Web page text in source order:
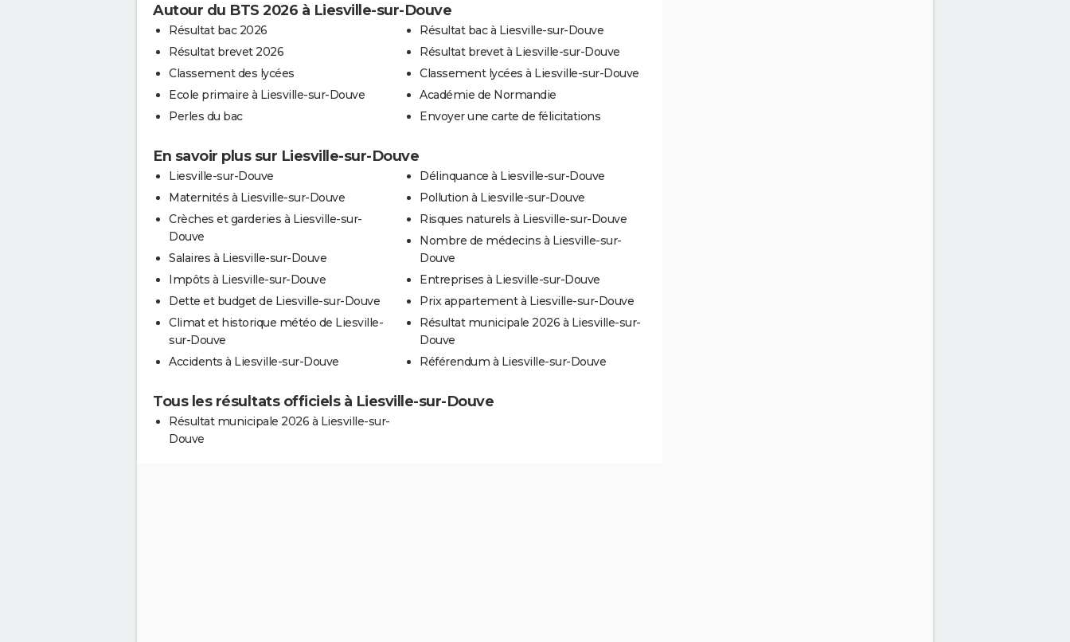
Autour du BTS 2026 à Liesville-sur-Douve
Résultat bac 2026
Résultat brevet 2026
Classement des lycées
Ecole primaire à Liesville-sur-Douve
Perles du bac
Résultat bac à Liesville-sur-Douve
Résultat brevet à Liesville-sur-Douve
Classement lycées à Liesville-sur-Douve
Académie de Normandie
Envoyer une carte de félicitations
En savoir plus sur Liesville-sur-Douve
Liesville-sur-Douve
Maternités à Liesville-sur-Douve
Crèches et garderies à Liesville-sur-
Douve
Salaires à Liesville-sur-Douve
Impôts à Liesville-sur-Douve
Dette et budget de Liesville-sur-Douve
Climat et historique météo de Liesville-
sur-Douve
Accidents à Liesville-sur-Douve
Délinquance à Liesville-sur-Douve
Pollution à Liesville-sur-Douve
Risques naturels à Liesville-sur-Douve
Nombre de médecins à Liesville-sur-
Douve
Entreprises à Liesville-sur-Douve
Prix appartement à Liesville-sur-Douve
Résultat municipale 2026 à Liesville-sur-
Douve
Référendum à Liesville-sur-Douve
Tous les résultats officiels à Liesville-sur-Douve
Résultat municipale 2026 à Liesville-sur-
Douve